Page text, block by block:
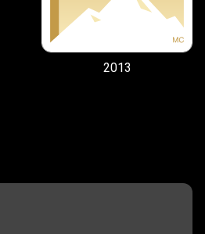
2013